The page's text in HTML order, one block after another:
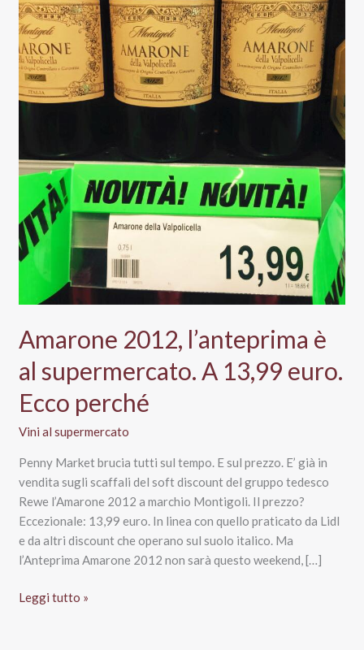
Amarone 2012, l’anteprima è
al supermercato. A 13,99 euro.
Ecco perché
Vini al supermercato
Penny Market brucia tutti sul tempo. E sul prezzo. E’ già in
vendita sugli scaffali del soft discount del gruppo tedesco
Rewe l’Amarone 2012 a marchio Montigoli. Il prezzo?
Eccezionale: 13,99 euro. In linea con quello praticato da Lidl
e da altri discount che operano sul suolo italico. Ma
l’Anteprima Amarone 2012 non sarà questo weekend, […]
Amarone
Leggi tutto »